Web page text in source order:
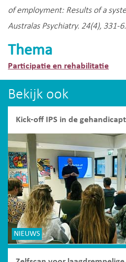
of employment: Results of a
Australas Psychiatry. 24(4), 331-6.
Thema
Participatie en rehabilitatie
Bekijk ook
Kick-off IPS in de
NIEUWS